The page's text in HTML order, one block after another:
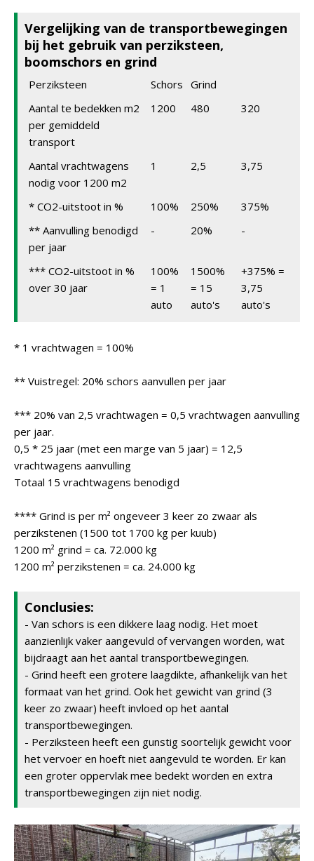
Vergelijking van de transportbewegingen
bij het gebruik van perziksteen,
boomschors en grind
Perziksteen Schors Grind
Aantal te bedekken m2
per gemiddeld
transport
1200 480 320
Aantal vrachtwagens
nodig voor 1200 m2
1 2,5 3,75
* CO2-uitstoot in % 100% 250%
375%
** Aanvulling benodigd
per jaar
- 20% -
*** CO2-uitstoot in %
over 30 jaar
100%
= 1
auto
1500%
= 15
auto's
+375% =
3,75
auto's
* 1 vrachtwagen = 100%
** Vuistregel: 20% schors aanvullen per jaar
*** 20% van 2,5 vrachtwagen = 0,5 vrachtwagen aanvulling
per jaar.
0,5 * 25 jaar (met een marge van 5 jaar) = 12,5
vrachtwagens aanvulling
Totaal 15 vrachtwagens benodigd
**** Grind is per m² ongeveer 3 keer zo zwaar als
perzikstenen (1500 tot 1700 kg per kuub)
1200 m² grind = ca. 72.000 kg
1200 m² perzikstenen = ca. 24.000 kg
Conclusies:
- Van schors is een dikkere laag nodig. Het moet
aanzienlijk vaker aangevuld of vervangen worden, wat
bijdraagt aan het aantal transportbewegingen.
- Grind heeft een grotere laagdikte, afhankelijk van het
formaat van het grind. Ook het gewicht van grind (3
keer zo zwaar) heeft invloed op het aantal
transportbewegingen.
- Perziksteen heeft een gunstig soortelijk gewicht voor
het vervoer en hoeft niet aangevuld te worden. Er kan
een groter oppervlak mee bedekt worden en extra
transportbewegingen zijn niet nodig.